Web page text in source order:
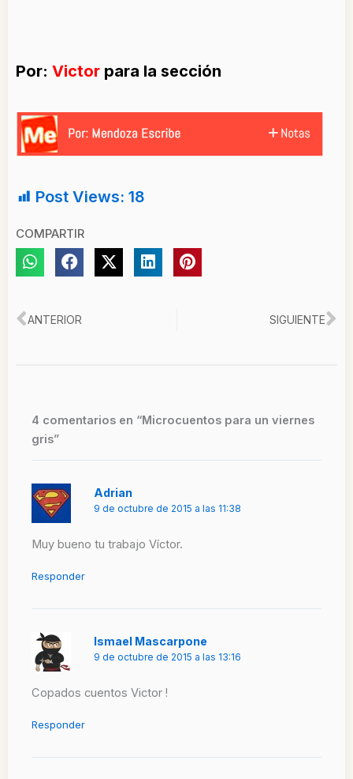
Por: Victor para la sección
Post Views: 18
COMPARTIR
Ant
ANTERIOR SIGUIENTE
4 comentarios en “Microcuentos para un viernes
gris”
Adrian
9 de octubre de 2015 a las 11:38
Muy bueno tu trabajo Víctor.
Responder
Ismael Mascarpone
9 de octubre de 2015 a las 13:16
Copados cuentos Victor !
Responder